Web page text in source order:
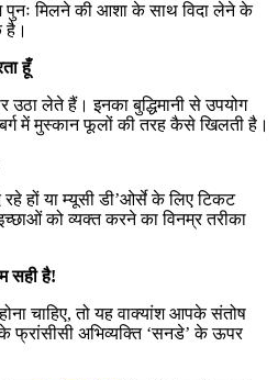
पुनः मिलने की आशा के साथ विदा लेने के
है।
हूँ
लेते हैं। इनका बुद्धिमानी से उपयोग
में मुस्कान फूलों की तरह कैसे खिलती है।
हों या म्यूसी डी’ओर्से के लिए टिकट
को व्यक्त करने का विनम्र तरीका
सही है!
चाहिए, तो यह वाक्यांश आपके संतोष
अभिव्यक्ति ‘सनडे’ के ऊपर